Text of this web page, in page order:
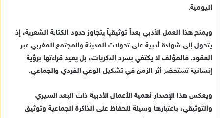
اليومية.
ويمنح هذا العمل الأدبي بعداً توثيقياً يتجاوز حدود الكتابة الشعرية، إذ
يتحول إلى شهادة أدبية على تحولات المدينة والمجتمع المغربي عبر
العقود. فالمؤلف لا يكتفي بسرد الذكريات، بل يعيد قراءتها برؤية
إنسانية تستحضر أثر الزمن في تشكيل الوعي الفردي والجماعي.
ويعكس هذا الإصدار أهمية الأعمال الأدبية ذات البعد السيري
والتوثيقي، باعتبارها وسيلة للحفاظ على الذاكرة الجماعية وتوثيق